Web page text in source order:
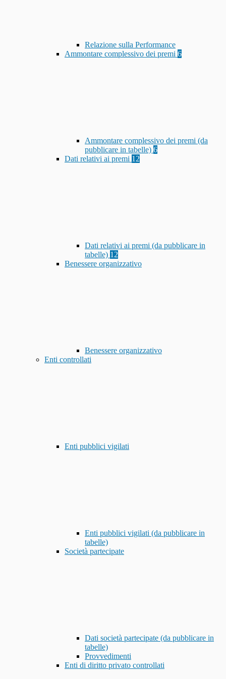
Relazione sulla Performance
Ammontare complessivo dei premi 6
Ammontare complessivo dei premi (da
pubblicare in tabelle) 6
Dati relativi ai premi 12
Dati relativi ai premi (da pubblicare in
tabelle) 12
Benessere organizzativo
Benessere organizzativo
Enti controllati
Enti pubblici vigilati
Enti pubblici vigilati (da pubblicare in
tabelle)
Società partecipate
Dati società partecipate (da pubblicare in
tabelle)
Provvedimenti
Enti di diritto privato controllati